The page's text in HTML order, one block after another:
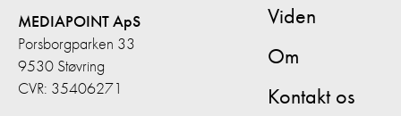
MEDIAPOINT ApS
Porsborgparken 33
9530 Støvring
CVR: 35406271
Viden
Om
Kontakt os